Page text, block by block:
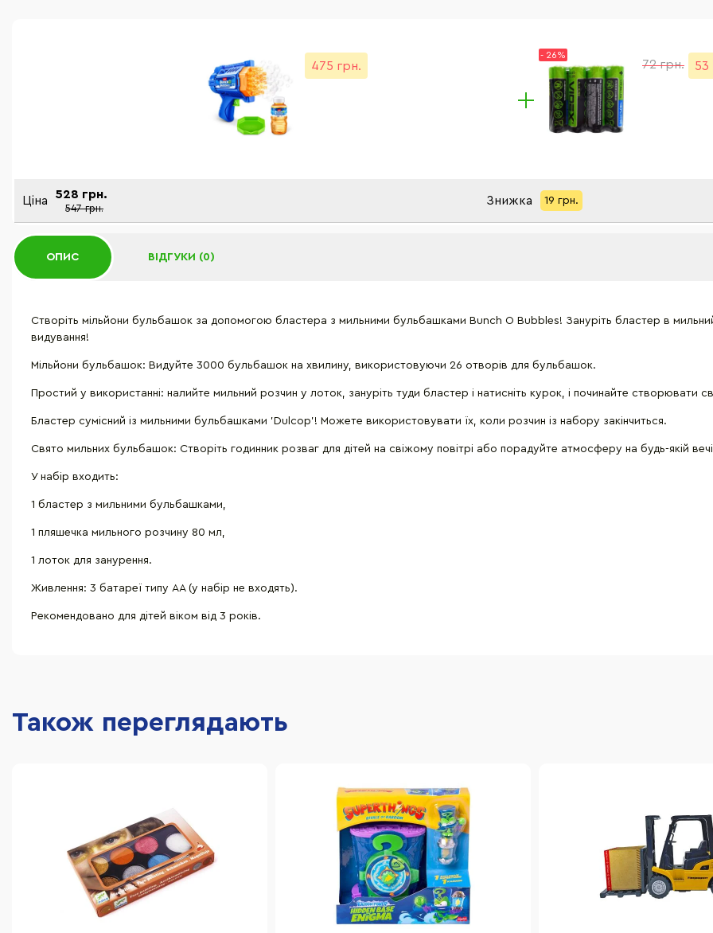
475 грн.
- 26%
72 грн. 53
Ціна 528 грн.
547 грн.
Знижка 19 грн.
ОПИС ВІДГУКИ (0)
Створіть мільйони бульбашок за допомогою бластера з мильними бульбашками Bunch O Bubbles! Зануріть бластер в
видування!
Мільйони бульбашок: Видуйте 3000 бульбашок на хвилину, використовуючи 26 отворів для бульбашок.
Простий у використанні: налийте мильний розчин у лоток, зануріть туди бластер і натисніть курок, і починайте створювати
Бластер сумісний із мильними бульбашками 'Dulcop'! Можете використовувати їх, коли розчин із набору закінчиться.
Свято мильних бульбашок: Створіть годинник розваг для дітей на свіжому повітрі або порадуйте атмосферу на будь-якій
У набір входить:
1 бластер з мильними бульбашками,
1 пляшечка мильного розчину 80 мл,
1 лоток для занурення.
Живлення: 3 батареї типу АА (у набір не входять).
Рекомендовано для дітей віком від 3 років.
Також переглядають